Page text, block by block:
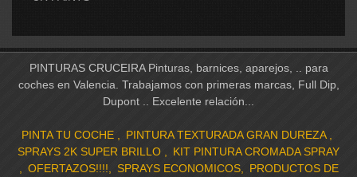
PINTURAS CRUCEIRA Pinturas, barnices, aparejos, .. para
coches en Valencia. Trabajamos con primeras marcas, Full Dip,
Dupont .. Excelente relación...
PINTA TU COCHE
PINTURA TEXTURADA GRAN DUREZA
SPRAYS 2K SUPER BRILLO
KIT PINTURA CROMADA SPRAY
OFERTAZOS!!!!
SPRAYS ECONOMICOS
PRODUCTOS DE